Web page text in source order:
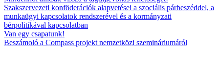
Szakszervezeti konföderációk alapvetései a szociális párbeszéddel, a
munkaügyi kapcsolatok rendszerével és a kormányzati
bérpolitikával kapcsolatban
Van egy csapatunk!
Beszámoló a Compass projekt nemzetközi szemináriumáról